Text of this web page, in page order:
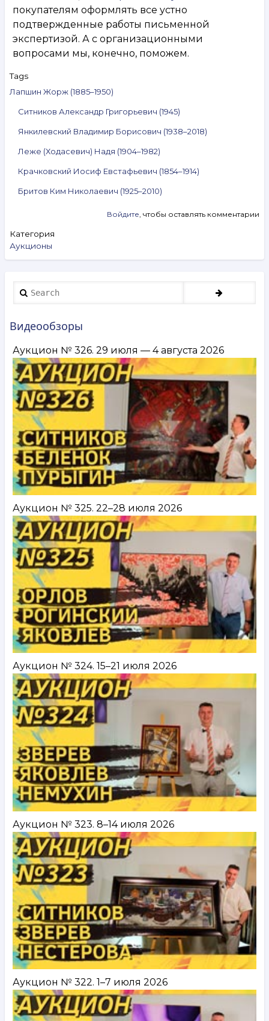
покупателям оформлять все устно
подтвержденные работы письменной
экспертизой. А с организационными
вопросами мы, конечно, поможем.
Tags
Лапшин Жорж (1885–1950)
Ситников Александр Григорьевич (1945)
Янкилевский Владимир Борисович (1938–2018)
Леже (Ходасевич) Надя (1904–1982)
Крачковский Иосиф Евстафьевич (1854–1914)
Бритов Ким Николаевич (1925–2010)
Войдите , чтобы оставлять комментарии
Категория
Аукционы
Search
Видеообзоры
Аукцион № 326. 29 июля — 4 августа 2026
Аукцион № 325. 22–28 июля 2026
Аукцион № 324. 15–21 июля 2026
Аукцион № 323. 8–14 июля 2026
Аукцион № 322. 1–7 июля 2026